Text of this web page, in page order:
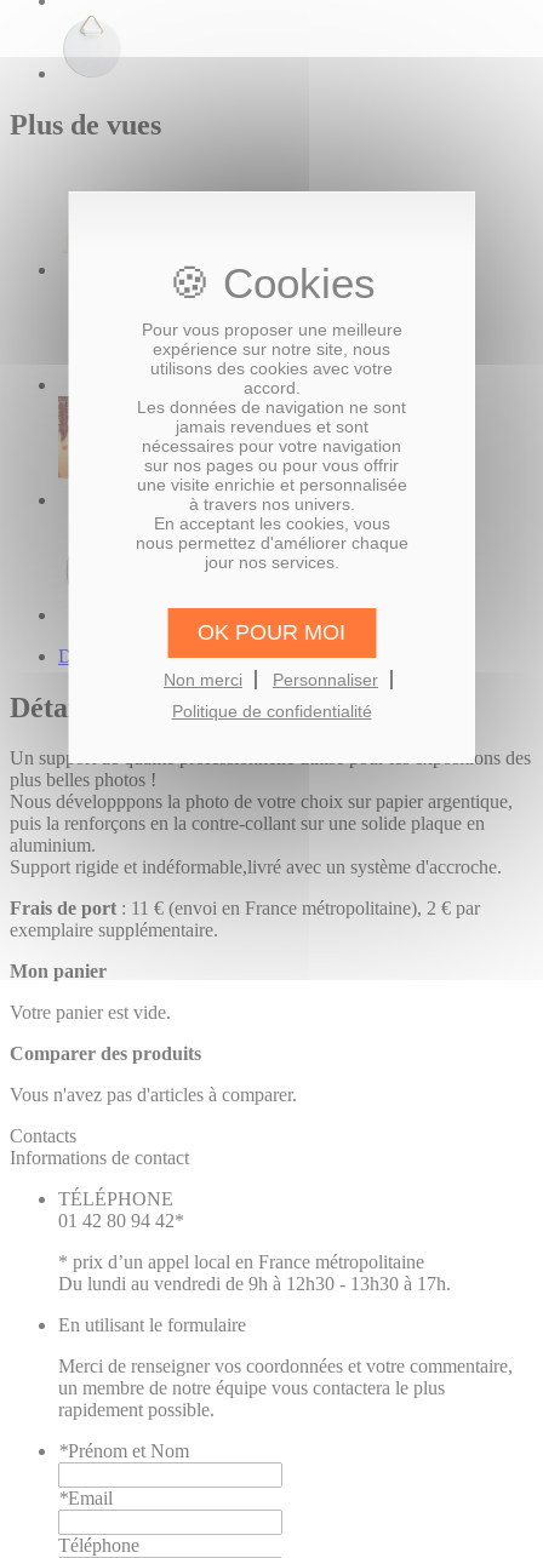
Pour vous proposer une meilleure
expérience sur notre site, nous
utilisons des cookies avec votre
accord.
Les données de navigation ne sont
jamais revendues et sont
nécessaires pour votre navigation
sur nos pages ou pour vous offrir
une visite enrichie et personnalisée
à travers nos univers.
En acceptant les cookies, vous
nous permettez d'améliorer chaque
jour nos services.
OK POUR MOI
Non merci
Personnaliser
Politique de confidentialité
Plus de vues
Description du produit
Détails
Un support de qualité professionnelle utilisé pour les expositions des
plus belles photos !
Nous développpons la photo de votre choix sur papier argentique,
puis la renforçons en la contre-collant sur une solide plaque en
aluminium.
Support rigide et indéformable,livré avec un système d'accroche.
Frais de port : 11 € (envoi en France métropolitaine), 2 € par
exemplaire supplémentaire.
Mon panier
Votre panier est vide.
Comparer des produits
Vous n'avez pas d'articles à comparer.
Contacts
Informations de contact
TÉLÉPHONE
01 42 80 94 42*
* prix d’un appel local en France métropolitaine
Du lundi au vendredi de 9h à 12h30 - 13h30 à 17h.
En utilisant le formulaire
Merci de renseigner vos coordonnées et votre commentaire,
un membre de notre équipe vous contactera le plus
rapidement possible.
*Prénom et Nom
*Email
Téléphone